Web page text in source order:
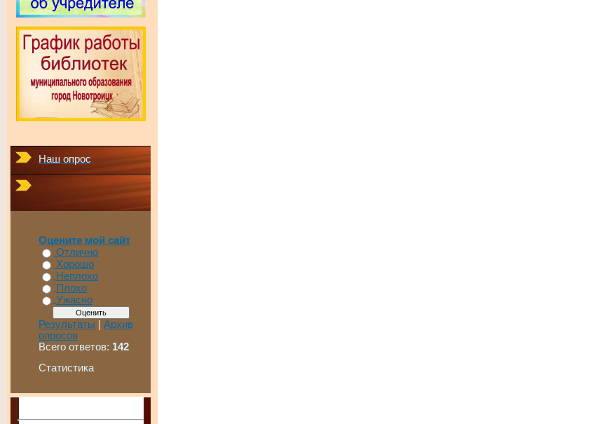
Наш опрос
Оцените мой сайт
Отлично
Хорошо
Неплохо
Плохо
Ужасно
Результаты | Архив
опросов
Всего ответов: 142
Статистика